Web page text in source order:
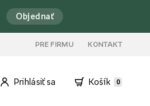
Objednať
PRE FIRMU KONTAKT
Prihlásiť sa Košík 0